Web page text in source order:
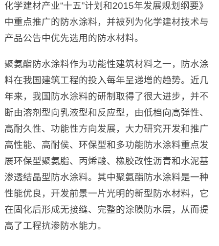
化学建材产业“十五”计划和2015年发展规划纲要》
中重点推广的防水涂料，并被列为化学建材技术与
产品公告中优先选用的防水材料。
聚氨酯防水涂料作为功能性建筑材料之一，防水涂
料在我国建筑工程的投入每年呈递增的趋势。近几
年来，我国防水涂料的研制取得了很大进步，并不
断由溶剂型向乳液型和反应型，由低档向高弹性、
高耐久性、功能性方向发展，大力研究开发和推广
高性能、高耐侯、环保型和多功能防水涂料重点发
展环保型聚氨脂、丙烯酸、橡胶改性沥青和水泥基
渗透结晶型防水涂料。其中聚氨酯防水涂料是一种
性能优良，开发前景一片光明的新型防水材料，它
在固化后形成无接缝、完整的涂膜防水层，从而提
高了工程抗渗防水能力。